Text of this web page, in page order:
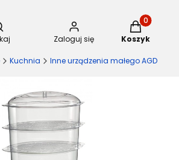
wyszukiwarkę
Zaloguj się
Produkty
Koszyk
Kuchnia Inne urządzenia małego AGD